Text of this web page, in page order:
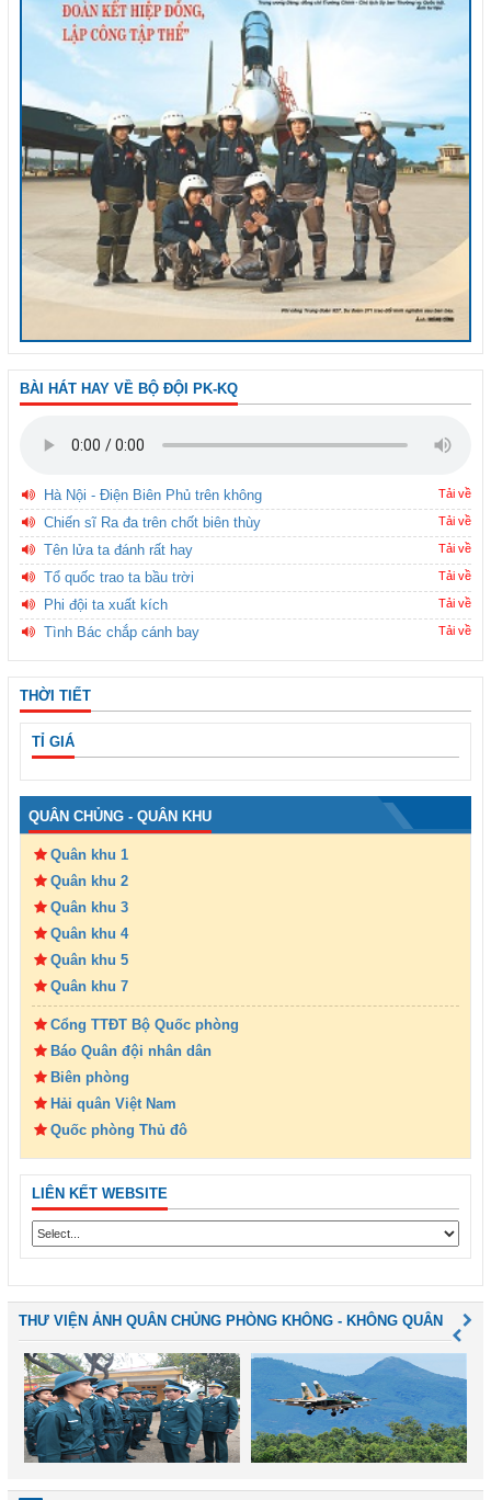
BÀI HÁT HAY VỀ BỘ ĐỘI PK-KQ
Hà Nội - Điện Biên Phủ trên không Tải về
Chiến sĩ Ra đa trên chốt biên thùy Tải về
Tên lửa ta đánh rất hay Tải về
Tổ quốc trao ta bầu trời Tải về
Phi đội ta xuất kích Tải về
Tình Bác chắp cánh bay Tải về
THỜI TIẾT
TỈ GIÁ
QUÂN CHỦNG - QUÂN KHU
Quân khu 1
Quân khu 2
Quân khu 3
Quân khu 4
Quân khu 5
Quân khu 7
Cổng TTĐT Bộ Quốc phòng
Báo Quân đội nhân dân
Biên phòng
Hải quân Việt Nam
Quốc phòng Thủ đô
LIÊN KẾT WEBSITE
THƯ VIỆN ẢNH QUÂN CHỦNG PHÒNG KHÔNG - KHÔNG QUÂN